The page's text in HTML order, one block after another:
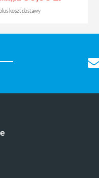
koszt dostawy